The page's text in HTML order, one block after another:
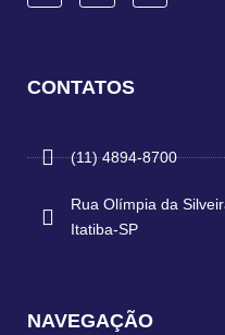
CONTATOS
(11) 4894-8700
Rua Olímpia da
Itatiba-SP
NAVEGAÇÃO